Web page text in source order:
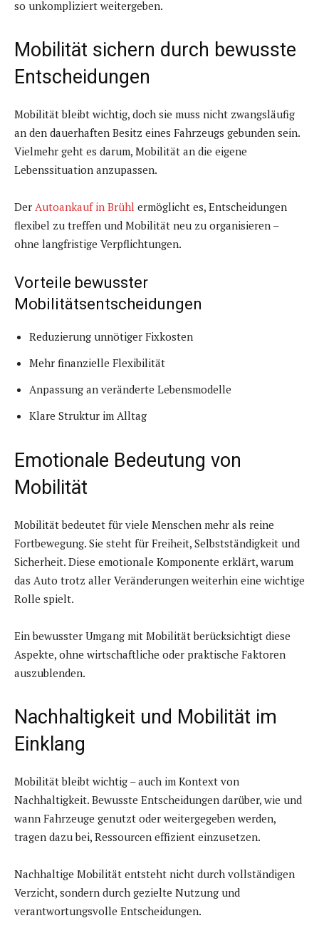
so unkompliziert weitergeben.
Mobilität sichern durch bewusste
Entscheidungen
Mobilität bleibt wichtig, doch sie muss nicht zwangsläufig
an den dauerhaften Besitz eines Fahrzeugs gebunden sein.
Vielmehr geht es darum, Mobilität an die eigene
Lebenssituation anzupassen.
Der Autoankauf in Brühl ermöglicht es, Entscheidungen
flexibel zu treffen und Mobilität neu zu organisieren –
ohne langfristige Verpflichtungen.
Vorteile bewusster
Mobilitätsentscheidungen
Reduzierung unnötiger Fixkosten
Mehr finanzielle Flexibilität
Anpassung an veränderte Lebensmodelle
Klare Struktur im Alltag
Emotionale Bedeutung von
Mobilität
Mobilität bedeutet für viele Menschen mehr als reine
Fortbewegung. Sie steht für Freiheit, Selbstständigkeit und
Sicherheit. Diese emotionale Komponente erklärt, warum
das Auto trotz aller Veränderungen weiterhin eine wichtige
Rolle spielt.
Ein bewusster Umgang mit Mobilität berücksichtigt diese
Aspekte, ohne wirtschaftliche oder praktische Faktoren
auszublenden.
Nachhaltigkeit und Mobilität im
Einklang
Mobilität bleibt wichtig – auch im Kontext von
Nachhaltigkeit. Bewusste Entscheidungen darüber, wie und
wann Fahrzeuge genutzt oder weitergegeben werden,
tragen dazu bei, Ressourcen effizient einzusetzen.
Nachhaltige Mobilität entsteht nicht durch vollständigen
Verzicht, sondern durch gezielte Nutzung und
verantwortungsvolle Entscheidungen.